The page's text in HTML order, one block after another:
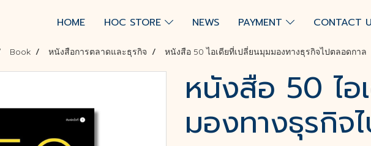
HOME HOC STORE NEWS PAYMENT CONTACT
Book หนังสือการตลาดและธุรกิจ หนังสือ 50 ไอเดียที่เปลี่ยนมุมมองทางธุรกิจไปตลอดกาล
หนังสือ 50 ไอ
มองทางธุรกิจ